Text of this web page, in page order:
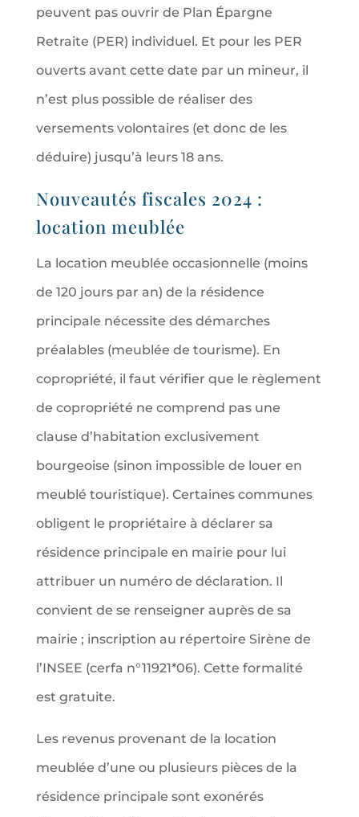
peuvent pas ouvrir de Plan Épargne
Retraite (PER) individuel. Et pour les PER
ouverts avant cette date par un mineur, il
n’est plus possible de réaliser des
versements volontaires (et donc de les
déduire) jusqu’à leurs 18 ans.
Nouveautés fiscales 2024 :
location meublée
La location meublée occasionnelle (moins
de 120 jours par an) de la résidence
principale nécessite des démarches
préalables (meublée de tourisme). En
copropriété, il faut vérifier que le règlement
de copropriété ne comprend pas une
clause d’habitation exclusivement
bourgeoise (sinon impossible de louer en
meublé touristique). Certaines communes
obligent le propriétaire à déclarer sa
résidence principale en mairie pour lui
attribuer un numéro de déclaration. Il
convient de se renseigner auprès de sa
mairie ; inscription au répertoire Sirène de
l’INSEE (cerfa n°11921*06). Cette formalité
est gratuite.
Les revenus provenant de la location
meublée d’une ou plusieurs pièces de la
résidence principale sont exonérés